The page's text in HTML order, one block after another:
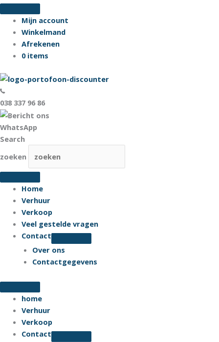
Ga
naar
inhoud
Mijn account
Winkelmand
Afrekenen
0 items
038 337 96 86
WhatsApp
Search
zoeken
Home
Verhuur
Verkoop
Veel gestelde vragen
Contact
Over ons
Contactgegevens
home
Verhuur
Verkoop
Contact